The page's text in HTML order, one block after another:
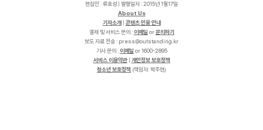
편집인 : 류호성 | 발행일자 : 2015년 1월17일
About Us
기자소개
콘텐츠 인용 안내
결제 및 서비스 문의 : 이메일 or문의하기
보도 자료 전송 :
r
k
.
g
n
i
d
n
a
t
s
t
u
o
@
s
s
e
r
p
기사 문의 : 이메일 or 1600-2895
서비스 이용약관| 개인정보 보호정책
청소년 보호정책 (책임자: 박주현)